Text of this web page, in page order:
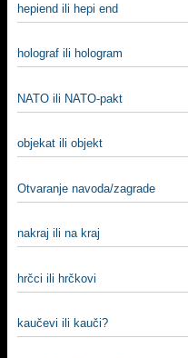
hepiend ili hepi end
holograf ili hologram
NATO ili NATO-pakt
objekat ili objekt
Otvaranje navoda/zagrade
nakraj ili na kraj
hrčci ili hrčkovi
kaučevi ili kauči?